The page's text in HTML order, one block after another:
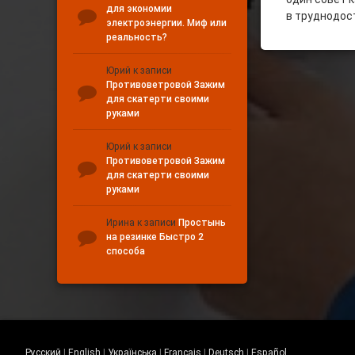
в
для экономии
электроэнергии. Миф или
реальность?
Юрий к записи
Противоветровой Зажим
для скатерти своими
руками
Юрий к записи
Противоветровой Зажим
для скатерти своими
руками
Ирина к записи Простынь
на резинке Быстро 2
способа
Русский English Українська Français Deutsch Español